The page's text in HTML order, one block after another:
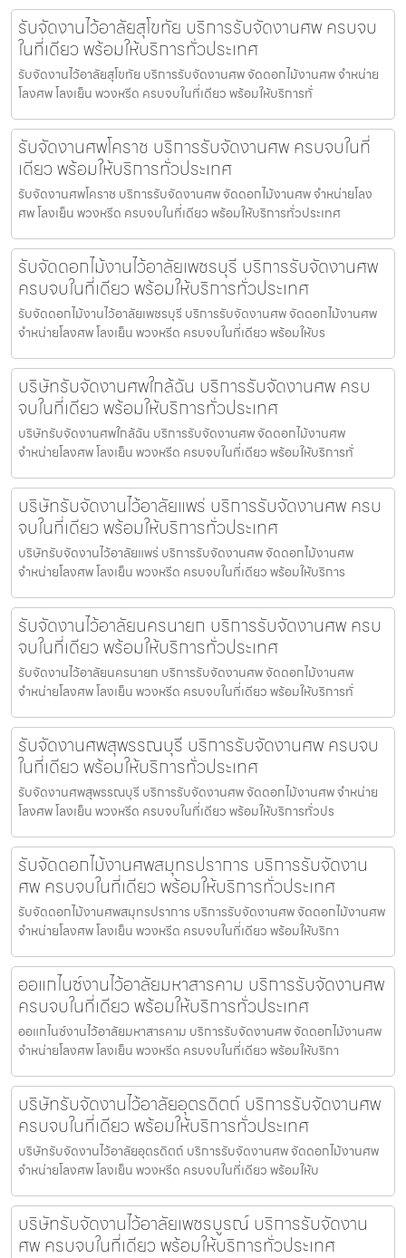
รับจัดงานไว้อาลัยสุโขทัย บริการรับจัดงานศพ ครบจบ
ในที่เดียว พร้อมให้บริการทั่วประเทศ
รับจัดงานไว้อาลัยสุโขทัย บริการรับจัดงานศพ จัดดอกไม้งานศพ จำหน่าย
โลงศพ โลงเย็น พวงหรีด ครบจบในที่เดียว พร้อมให้บริการทั่
รับจัดงานศพโคราช บริการรับจัดงานศพ ครบจบในที่
เดียว พร้อมให้บริการทั่วประเทศ
รับจัดงานศพโคราช บริการรับจัดงานศพ จัดดอกไม้งานศพ จำหน่ายโลง
ศพ โลงเย็น พวงหรีด ครบจบในที่เดียว พร้อมให้บริการทั่วประเทศ
รับจัดดอกไม้งานไว้อาลัยเพชรบุรี บริการรับจัดงานศพ
ครบจบในที่เดียว พร้อมให้บริการทั่วประเทศ
รับจัดดอกไม้งานไว้อาลัยเพชรบุรี บริการรับจัดงานศพ จัดดอกไม้งานศพ
จำหน่ายโลงศพ โลงเย็น พวงหรีด ครบจบในที่เดียว พร้อมให้บร
บริษัทรับจัดงานศพใกล้ฉัน บริการรับจัดงานศพ ครบ
จบในที่เดียว พร้อมให้บริการทั่วประเทศ
บริษัทรับจัดงานศพใกล้ฉัน บริการรับจัดงานศพ จัดดอกไม้งานศพ
จำหน่ายโลงศพ โลงเย็น พวงหรีด ครบจบในที่เดียว พร้อมให้บริการทั่
บริษัทรับจัดงานไว้อาลัยแพร่ บริการรับจัดงานศพ ครบ
จบในที่เดียว พร้อมให้บริการทั่วประเทศ
บริษัทรับจัดงานไว้อาลัยแพร่ บริการรับจัดงานศพ จัดดอกไม้งานศพ
จำหน่ายโลงศพ โลงเย็น พวงหรีด ครบจบในที่เดียว พร้อมให้บริการ
รับจัดงานไว้อาลัยนครนายก บริการรับจัดงานศพ ครบ
จบในที่เดียว พร้อมให้บริการทั่วประเทศ
รับจัดงานไว้อาลัยนครนายก บริการรับจัดงานศพ จัดดอกไม้งานศพ
จำหน่ายโลงศพ โลงเย็น พวงหรีด ครบจบในที่เดียว พร้อมให้บริการทั่
รับจัดงานศพสุพรรณบุรี บริการรับจัดงานศพ ครบจบ
ในที่เดียว พร้อมให้บริการทั่วประเทศ
รับจัดงานศพสุพรรณบุรี บริการรับจัดงานศพ จัดดอกไม้งานศพ จำหน่าย
โลงศพ โลงเย็น พวงหรีด ครบจบในที่เดียว พร้อมให้บริการทั่วปร
รับจัดดอกไม้งานศพสมุทรปราการ บริการรับจัดงาน
ศพ ครบจบในที่เดียว พร้อมให้บริการทั่วประเทศ
รับจัดดอกไม้งานศพสมุทรปราการ บริการรับจัดงานศพ จัดดอกไม้งานศพ
จำหน่ายโลงศพ โลงเย็น พวงหรีด ครบจบในที่เดียว พร้อมให้บริกา
ออแกไนซ์งานไว้อาลัยมหาสารคาม บริการรับจัดงานศพ
ครบจบในที่เดียว พร้อมให้บริการทั่วประเทศ
ออแกไนซ์งานไว้อาลัยมหาสารคาม บริการรับจัดงานศพ จัดดอกไม้งานศพ
จำหน่ายโลงศพ โลงเย็น พวงหรีด ครบจบในที่เดียว พร้อมให้บริกา
บริษัทรับจัดงานไว้อาลัยอุตรดิตถ์ บริการรับจัดงานศพ
ครบจบในที่เดียว พร้อมให้บริการทั่วประเทศ
บริษัทรับจัดงานไว้อาลัยอุตรดิตถ์ บริการรับจัดงานศพ จัดดอกไม้งานศพ
จำหน่ายโลงศพ โลงเย็น พวงหรีด ครบจบในที่เดียว พร้อมให้บ
บริษัทรับจัดงานไว้อาลัยเพชรบูรณ์ บริการรับจัดงาน
ศพ ครบจบในที่เดียว พร้อมให้บริการทั่วประเทศ